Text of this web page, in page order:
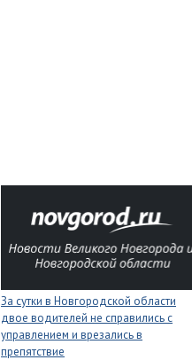
За сутки в Новгородской области
двое водителей не справились с
управлением и врезались в
препятствие